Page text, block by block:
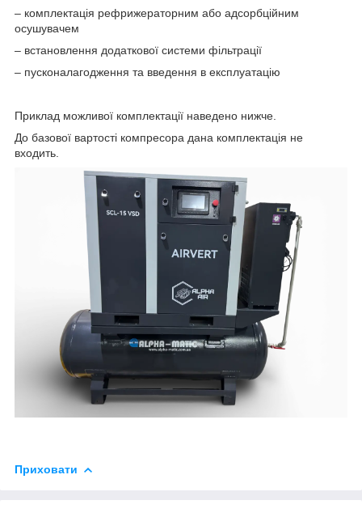
– комплектація рефрижераторним або адсорбційним
осушувачем
– встановлення додаткової системи фільтрації
– пусконалагодження та введення в експлуатацію
Приклад можливої комплектації наведено нижче.
До базової вартості компресора дана комплектація не
входить.
Приховати